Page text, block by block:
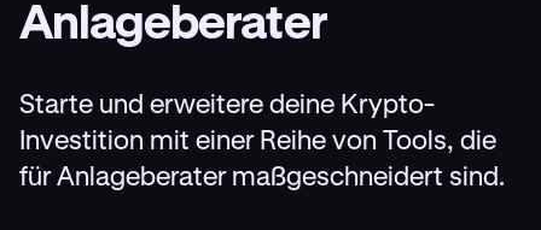
Anlageberater
Starte und erweitere deine Krypto-
Investition mit einer Reihe von Tools, die
für Anlageberater maßgeschneidert sind.